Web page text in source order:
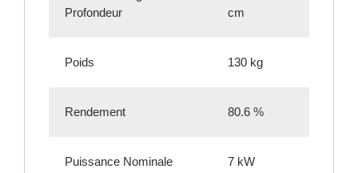
Profondeur
cm
Poids 130 kg
Rendement 80.6 %
Puissance Nominale 7 kW